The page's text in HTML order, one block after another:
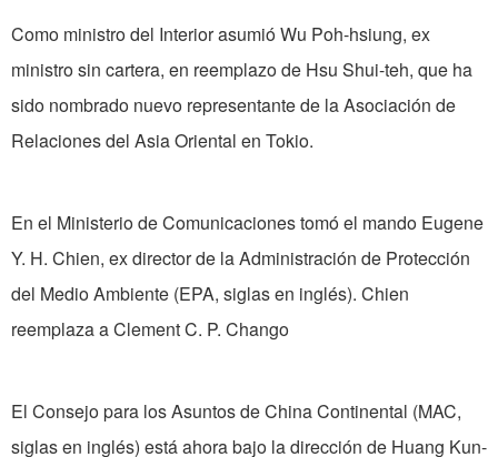
Como ministro del Interior asumió Wu Poh-hsiung, ex
ministro sin cartera, en reemplazo de Hsu Shui-teh, que ha
sido nombrado nuevo representante de la Asociación de
Relaciones del Asia Oriental en Tokio.
En el Ministerio de Comunicaciones tomó el mando Eugene
Y. H. Chien, ex director de la Administración de Protección
del Medio Ambiente (EPA, siglas en inglés). Chien
reemplaza a Clement C. P. Chango
El Consejo para los Asuntos de China Continental (MAC,
siglas en inglés) está ahora bajo la dirección de Huang Kun-